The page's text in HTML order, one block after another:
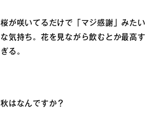
桜が咲いてるだけで「マジ感謝」みたい
な気持ち。花を見ながら飲むとか最高す
ぎる。
秋はなんですか？